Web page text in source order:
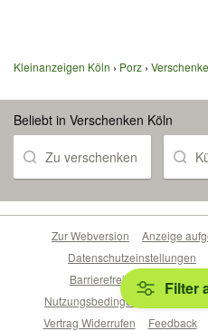
Kleinanzeigen Köln Porz
Beliebt in Verschenken Köln
Zu verschenken
Filter
Zur Webversion Anzeige
Datenschutzeinstellungen
Barrierefreiheitserklärung
Nutzungsbedingungen
Vertrag Widerrufen
Feedback